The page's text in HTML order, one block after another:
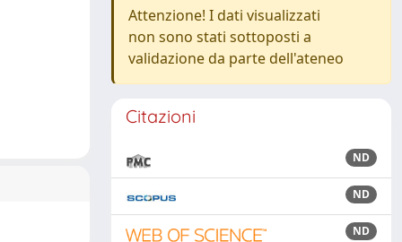
Attenzione! I dati visualizzati
non sono stati sottoposti a
validazione da parte dell'ateneo
Citazioni
ND
ND
ND